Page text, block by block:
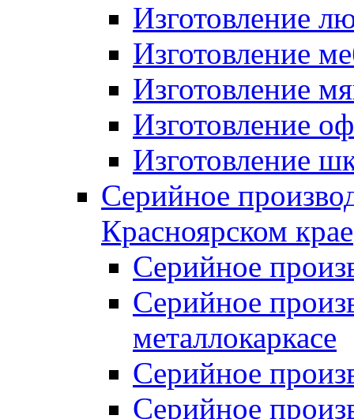
Изготовление
Изготовление
Изготовление
Изготовление
Изготовление
Серийное
Красноярском крае
Серийное
Серийное
металлокаркасе
Серийное
Серийное